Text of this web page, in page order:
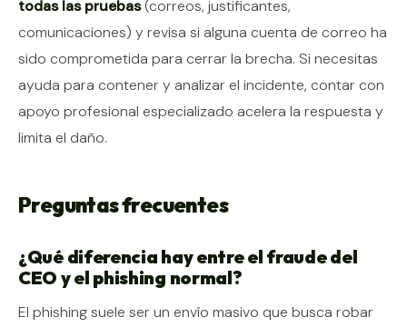
todas las pruebas(correos, justificantes,
comunicaciones) y revisa si alguna cuenta de correo ha
sido comprometida para cerrar la brecha. Si necesitas
ayuda para contener y analizar el incidente, contar con
apoyo profesional especializado acelera la respuesta y
limita el daño.
Preguntas frecuentes
¿Qué diferencia hay entre el fraude del
CEO y el phishing normal?
El phishing suele ser un envío masivo que busca robar